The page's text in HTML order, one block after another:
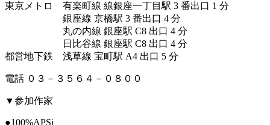
東京メトロ 有楽町線 線銀座一丁目駅 3 番出口 1 分
銀座線 京橋駅 3 番出口 4 分
丸の内線 銀座駅 C8 出口 4 分
日比谷線 銀座駅 C8 出口 4 分
都営地下鉄 浅草線 宝町駅 A4 出口 5 分
電話 ０３－３５６４－０８００
▼参加作家
●100%APSi